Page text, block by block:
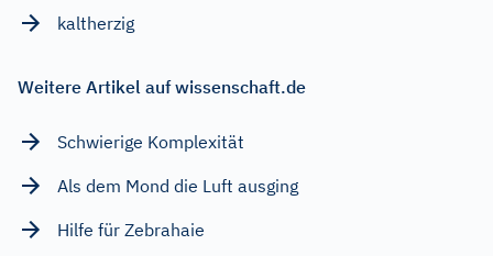
kaltherzig
Weitere Artikel auf wissenschaft.de
Schwierige Komplexität
Als dem Mond die Luft ausging
Hilfe für Zebrahaie